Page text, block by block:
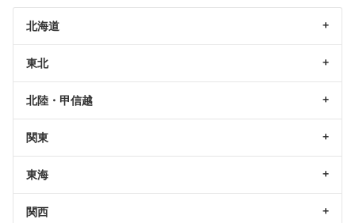
北海道
東北
北陸・甲信越
関東
東海
関西